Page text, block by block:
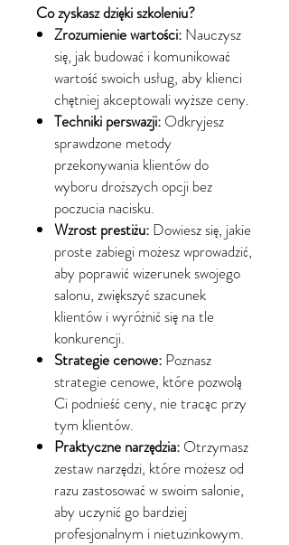
Co zyskasz dzięki szkoleniu?
Zrozumienie wartości: Nauczysz
się, jak budować i komunikować
wartość swoich usług, aby klienci
chętniej akceptowali wyższe ceny.
Techniki perswazji: Odkryjesz
sprawdzone metody
przekonywania klientów do
wyboru droższych opcji bez
poczucia nacisku.
Wzrost prestiżu: Dowiesz się, jakie
proste zabiegi możesz wprowadzić,
aby poprawić wizerunek swojego
salonu, zwiększyć szacunek
klientów i wyróżnić się na tle
konkurencji.
Strategie cenowe: Poznasz
strategie cenowe, które pozwolą
Ci podnieść ceny, nie tracąc przy
tym klientów.
Praktyczne narzędzia: Otrzymasz
zestaw narzędzi, które możesz od
razu zastosować w swoim salonie,
aby uczynić go bardziej
profesjonalnym i nietuzinkowym.